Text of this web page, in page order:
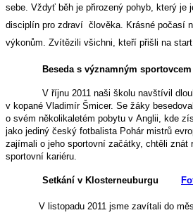
sebe. Vždyť běh je přirozený pohyb, který je
disciplín pro zdraví člověka. Krásné počasí
výkonům. Zvítězili všichni, kteří přišli na
Beseda s významným
V říjnu 2011 naši školu navštívil
v kopané Vladimír Šmicer. Se žáky
o svém několikaletém pobytu v Anglii, kde
jako jediný český fotbalista Pohár mistrů
zajímali o jeho sportovní začátky, chtěli znát
sportovní kariéru.
Setkání v Klosterneuburgu
V listopadu 2011 jsme zavítali do